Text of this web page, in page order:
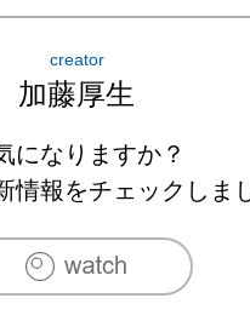
creator
加藤厚生
になりますか？
情報をチェックしま